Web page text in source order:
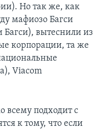
Но так же, как
мафиозо Багси
Багси), вытеснили из
корпорации, та же
Viacom
всему подходит с
к тому, что если